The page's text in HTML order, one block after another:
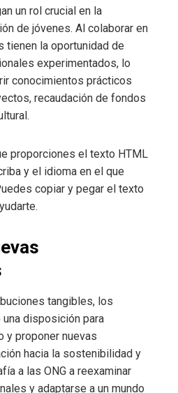
un rol crucial en la
de jóvenes. Al colaborar en
tienen la oportunidad de
experimentados, lo
conocimientos prácticos
recaudación de fondos
proporciones el texto HTML
y el idioma en el que
copiar y pegar el texto
tangibles, los
disposición para
y proponer nuevas
hacia la sostenibilidad y
a las ONG a reexaminar
y adaptarse a un mundo